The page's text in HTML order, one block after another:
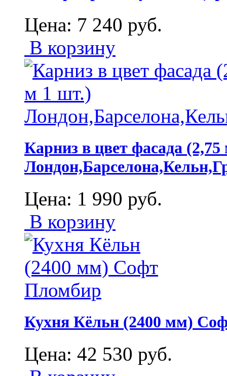
Цена: 7 240 руб.
В корзину
Карниз в цвет фасада
Цена: 1 990 руб.
В корзину
Кухня Кёльн (2400 мм)
Цена: 42 530 руб.